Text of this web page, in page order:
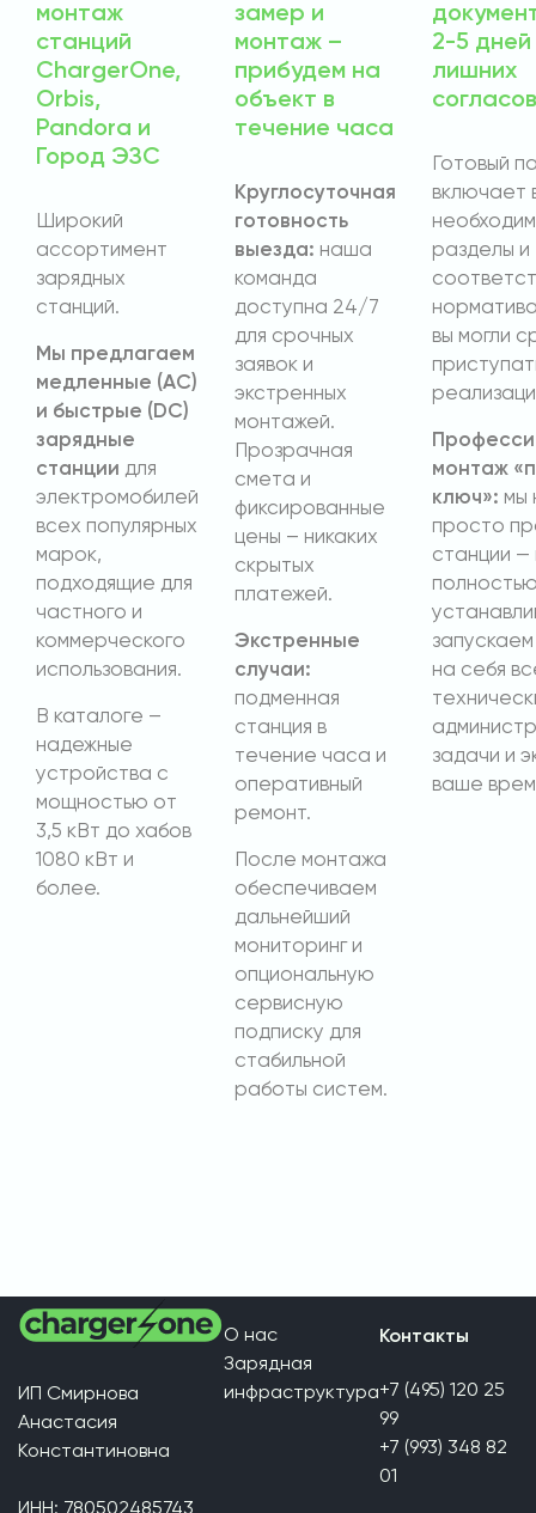
монтаж
станций
ChargerOne,
Orbis,
Pandora и
Город ЭЗС
Широкий
ассортимент
зарядных
станций.
Мы предлагаем
медленные (AC)
и быстрые (DC)
зарядные
станции для
электромобилей
всех популярных
марок,
подходящие для
частного и
коммерческого
использования.
В каталоге –
надежные
устройства с
мощностью от
3,5 кВт до хабов
1080 кВт и
более.
замер и
монтаж –
прибудем на
объект в
течение часа
Круглосуточная
готовность
выезда: наша
команда
доступна 24/7
для срочных
заявок и
экстренных
монтажей.
Прозрачная
смета и
фиксированные
цены – никаких
скрытых
платежей.
Экстренные
случаи:
подменная
станция в
течение часа и
оперативный
ремонт.
После монтажа
обеспечиваем
дальнейший
мониторинг и
опциональную
сервисную
подписку для
стабильной
работы систем.
2-5 дней
лишних
Готовый
включает
разделы и
вы могли
монтаж
ключ»: мы
просто
станции —
на себя
задачи и
ваше
ИП Смирнова
Анастасия
Константиновна
О нас
Зарядная
инфраструктура
Контакты
+7 (495) 120 25
99
+7 (993) 348 82
01